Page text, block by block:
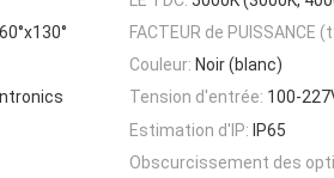
FACTEUR de PUISSANCE
Couleur: Noir (blanc)
Tension d'entrée: 100-
Estimation d'IP: IP65
Obscurcissement des